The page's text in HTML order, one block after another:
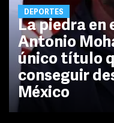
DEPORTES
La piedra en
Antonio
único título
conseguir
México